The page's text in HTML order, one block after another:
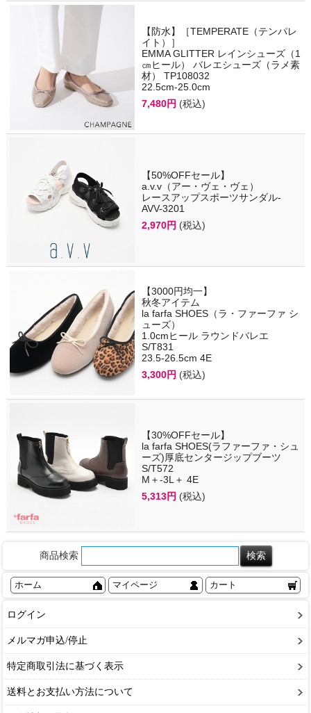
【防水】［TEMPERATE（テンパレ
イト）］
EMMA GLITTER レインシューズ（1
㎝ヒール） バレエシューズ（ラメ素
材） TP108032
22.5cm-25.0cm
7,480円 (税込)
【50%OFFセール】
a.v.v（アー・ヴェ・ヴェ）
レースアップスポーツサンダル-
AVV-3201
2,970円 (税込)
【3000円均一】
秋冬アイテム
la farfa SHOES（ラ・ファーファ シ
ューズ）
1.0cmヒール ラウンドバレエ
S/T831
23.5-26.5cm 4E
3,300円 (税込)
【30%OFFセール】
la farfa SHOES(ラファーファ・シュ
ーズ)厚底センタージップブーツ
S/T572
M＋-3L＋ 4E
5,313円 (税込)
商品検索
ホーム マイページ カート
ログイン
メルマガ申込/停止
特定商取引法に基づく表示
送料とお支払い方法について